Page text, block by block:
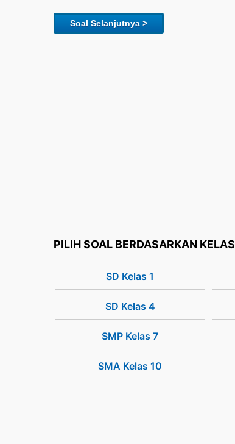
Soal Selanjutnya >
PILIH SOAL BERDASARKAN KELAS
SD Kelas 1
SD Kelas 4
SMP Kelas 7
SMA Kelas 10